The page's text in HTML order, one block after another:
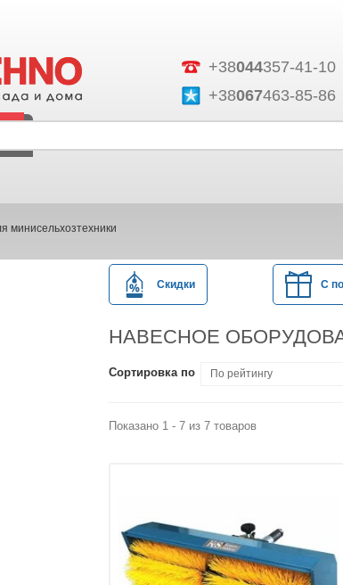
+38044357-41-10
+38067463-85-86
минисельхозтехники
Скидки С
НАВЕСНОЕ
Сортировка по По рейтингу
Показано 1 - 7 из 7 товаров